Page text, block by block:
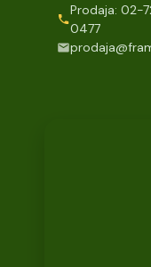
Prodaja: 02-
0477